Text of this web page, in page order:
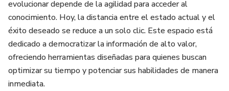
✅ ACCESO INMEDIATO después del pago
✅ DE POR VIDA — descargalo y consultalo cuando
quieras
📚 LO QUE VAS A DOMINAR:
evolucionar depende de la agilidad para acceder al
conocimiento. Hoy, la distancia entre el estado actual y el
éxito deseado se reduce a un solo clic. Este espacio está
dedicado a democratizar la información de alto valor,
ofreciendo herramientas diseñadas para quienes buscan
optimizar su tiempo y potenciar sus habilidades de manera
inmediata.